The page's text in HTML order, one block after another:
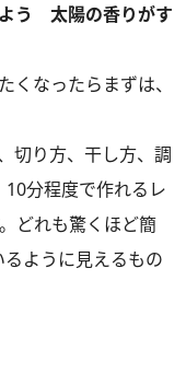
よう 太陽の香りがす
くなったらまずは、
切り方、干し方、調
分程度で作れるレ
どれも驚くほど簡
ように見えるもの